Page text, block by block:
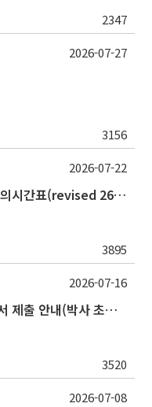
2347
3156
2026-07-27
2026학년도 2학기 보건대학원 강의시간표(revised 260803)(2026 2nd SEMESTER SNU GSPH TIMETABLE)
3895
2026-07-22
2026학년도 2학기 논문작성계획서 제출 안내(박사 초심 일정 포함)_Thesis Proposal
3520
2026-07-16
2026-07-08